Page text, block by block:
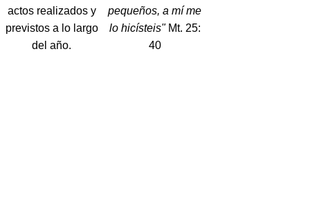
actos realizados y
previstos a lo largo
del año.
pequeños, a mí me
lo hicísteis"Mt. 25:
40